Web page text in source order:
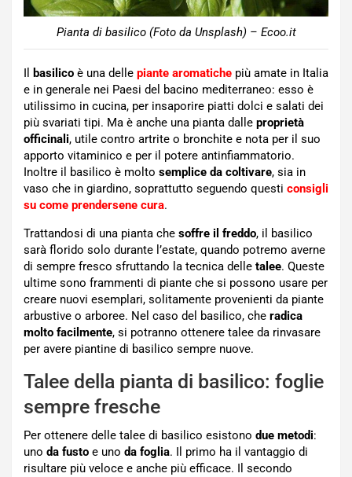
Pianta di basilico (Foto da Unsplash) – Ecoo.it
Il basilico è una delle piante aromatiche più amate in Italia
e in generale nei Paesi del bacino mediterraneo: esso è
utilissimo in cucina, per insaporire piatti dolci e salati dei
più svariati tipi. Ma è anche una pianta dalle proprietà
officinali, utile contro artrite o bronchite e nota per il suo
apporto vitaminico e per il potere antinfiammatorio.
Inoltre il basilico è molto semplice da coltivare, sia in
vaso che in giardino, soprattutto seguendo questi consigli
su come prendersene cura.
Trattandosi di una pianta che soffre il freddo, il basilico
sarà florido solo durante l’estate, quando potremo averne
di sempre fresco sfruttando la tecnica delle talee. Queste
ultime sono frammenti di piante che si possono usare per
creare nuovi esemplari, solitamente provenienti da piante
arbustive o arboree. Nel caso del basilico, che radica
molto facilmente, si potranno ottenere talee da rinvasare
per avere piantine di basilico sempre nuove.
Talee della pianta di basilico: foglie
sempre fresche
Per ottenere delle talee di basilico esistono due metodi:
uno da fusto e uno da foglia. Il primo ha il vantaggio di
risultare più veloce e anche più efficace. Il secondo